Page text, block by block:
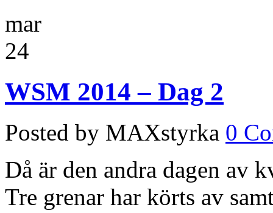
mar
24
WSM 2014 – Dag 2
Posted by MAXstyrka 0
Då är den andra dagen av
Tre grenar har körts av